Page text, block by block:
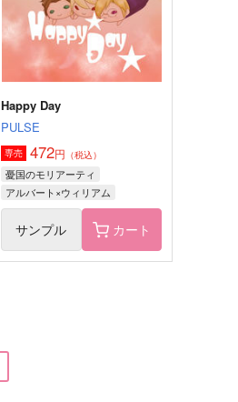
Happy Day
PULSE
専売 472円 （税込）
憂国のモリアーティ
アルバート×ウィリアム
サンプル カート